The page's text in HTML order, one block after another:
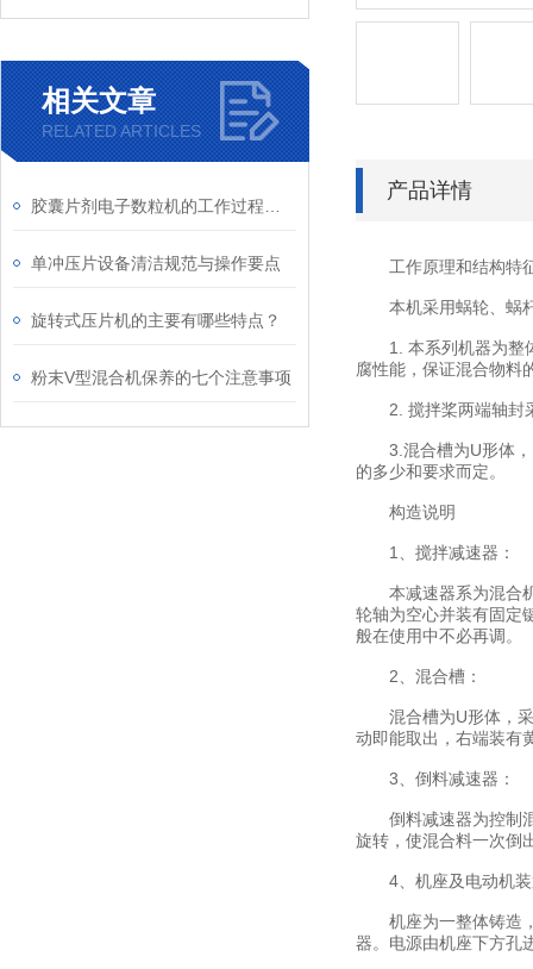
相关文章
RELATED ARTICLES
单冲压片设备清洁规范与操作要点
旋转式压片机的主要有哪些特点？
粉末V型混合机保养的七个注意事项
产品详情
工作原理和结构特
本机采用蜗轮、蜗杆
1. 本系列机器为整体
腐性能，保证混合物料
2. 搅拌桨两端轴封采
3.混合槽为U形体，
的多少和要求而定。
构造说明
1、搅拌减速器：
本减速器系为混合机
轮轴为空心并装有固定
般在使用中不必再调。
2、混合槽：
混合槽为U形体，采
动即能取出，右端装有
3、倒料减速器：
倒料减速器为控制混
旋转，使混合料一次倒
4、机座及电动机装
机座为一整体铸造，
器。电源由机座下方孔